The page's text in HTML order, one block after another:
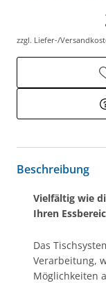
zzgl. Liefer-/
Beschreibung
Vielfältig wie
Ihren
Das
Verarbeitung,
Möglichkeiten